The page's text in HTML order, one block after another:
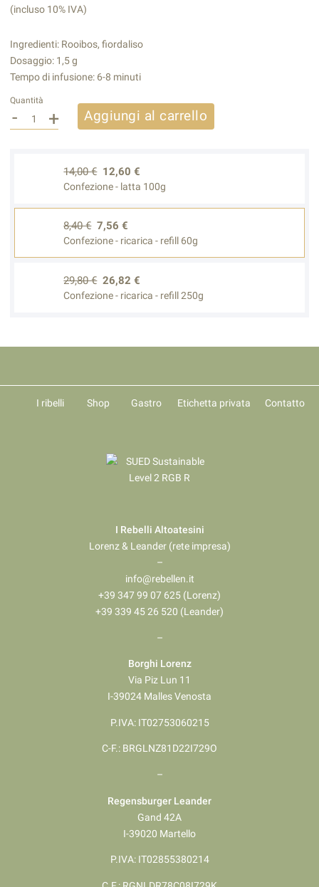
(incluso 10% IVA)
Ingredienti: Rooibos, fiordaliso
Dosaggio: 1,5 g
Tempo di infusione: 6-8 minuti
Quantità
- + Aggiungi al carrello
14,00 € 12,60 €
Confezione - latta 100g
8,40 € 7,56 €
Confezione - ricarica - refill 60g
29,80 € 26,82 €
Confezione - ricarica - refill 250g
I ribelli Shop Gastro Etichetta privata Contatto
I Rebelli Altoatesini
Lorenz & Leander (rete impresa)
–
info@rebellen.it
+39 347 99 07 625 (Lorenz)
+39 339 45 26 520 (Leander)
–
Borghi Lorenz
Via Piz Lun 11
I-39024 Malles Venosta
P.IVA: IT02753060215
C-F.: BRGLNZ81D22I729O
–
Regensburger Leander
Gand 42A
I-39020 Martello
P.IVA: IT02855380214